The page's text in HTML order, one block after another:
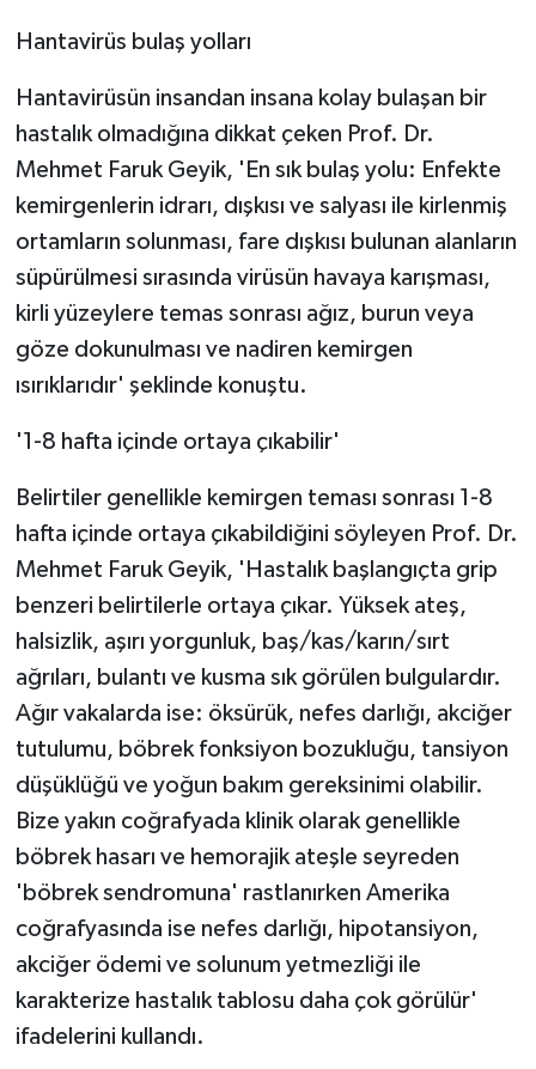
Hantavirüs bulaş yolları
Hantavirüsün insandan insana kolay bulaşan bir
hastalık olmadığına dikkat çeken Prof. Dr.
Mehmet Faruk Geyik, 'En sık bulaş yolu: Enfekte
kemirgenlerin idrarı, dışkısı ve salyası ile kirlenmiş
ortamların solunması, fare dışkısı bulunan alanların
süpürülmesi sırasında virüsün havaya karışması,
kirli yüzeylere temas sonrası ağız, burun veya
göze dokunulması ve nadiren kemirgen
ısırıklarıdır' şeklinde konuştu.
'1-8 hafta içinde ortaya çıkabilir'
Belirtiler genellikle kemirgen teması sonrası 1-8
hafta içinde ortaya çıkabildiğini söyleyen Prof. Dr.
Mehmet Faruk Geyik, 'Hastalık başlangıçta grip
benzeri belirtilerle ortaya çıkar. Yüksek ateş,
halsizlik, aşırı yorgunluk, baş/kas/karın/sırt
ağrıları, bulantı ve kusma sık görülen bulgulardır.
Ağır vakalarda ise: öksürük, nefes darlığı, akciğer
tutulumu, böbrek fonksiyon bozukluğu, tansiyon
düşüklüğü ve yoğun bakım gereksinimi olabilir.
Bize yakın coğrafyada klinik olarak genellikle
böbrek hasarı ve hemorajik ateşle seyreden
'böbrek sendromuna' rastlanırken Amerika
coğrafyasında ise nefes darlığı, hipotansiyon,
akciğer ödemi ve solunum yetmezliği ile
karakterize hastalık tablosu daha çok görülür'
ifadelerini kullandı.
YEREL
Yerel Haberler